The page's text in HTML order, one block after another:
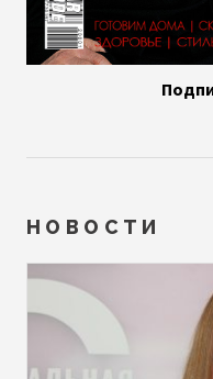
НОВОСТИ